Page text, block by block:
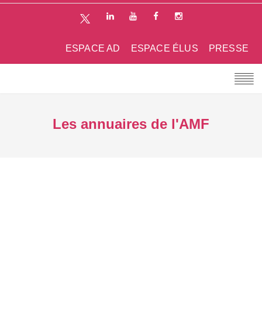
PRESSE
ESPACE ÉLUS
ESPACE AD
Les annuaires de l'AMF